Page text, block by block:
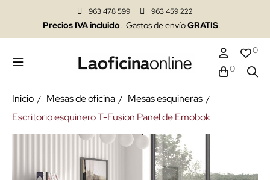
963 478 599 963 459 222
Precios IVA incluido. Gastos de envíoGRATIS.
0
0
Inicio Mesas de oficina
Mesas esquineras
Escritorio esquinero T-Fusion Panel de Emobok